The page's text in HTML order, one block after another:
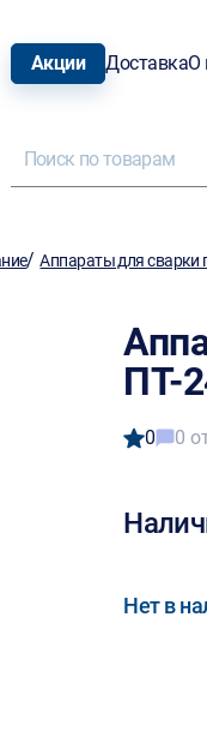
Акции ДоставкаО
/Аппараты для сварки
ПТ-
0 0
Нет в